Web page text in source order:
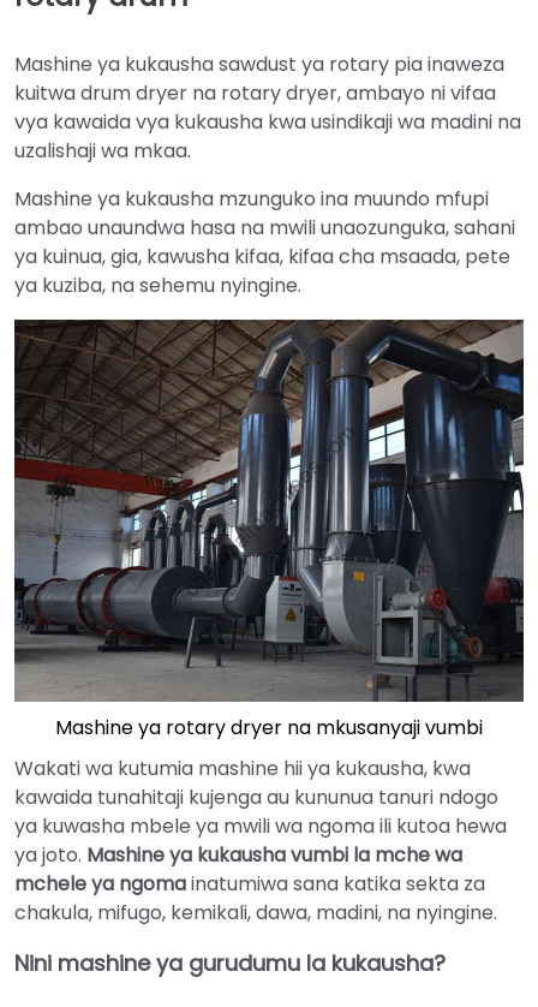
Mashine ya kukausha sawdust ya rotary pia inaweza
kuitwa drum dryer na rotary dryer, ambayo ni vifaa
vya kawaida vya kukausha kwa usindikaji wa madini na
uzalishaji wa mkaa.
Mashine ya kukausha mzunguko ina muundo mfupi
ambao unaundwa hasa na mwili unaozunguka, sahani
ya kuinua, gia, kawusha kifaa, kifaa cha msaada, pete
ya kuziba, na sehemu nyingine.
Mashine ya rotary dryer na mkusanyaji vumbi
Wakati wa kutumia mashine hii ya kukausha, kwa
kawaida tunahitaji kujenga au kununua tanuri ndogo
ya kuwasha mbele ya mwili wa ngoma ili kutoa hewa
ya joto. Mashine ya kukausha vumbi la mche wa
mchele ya ngomainatumiwa sana katika sekta za
chakula, mifugo, kemikali, dawa, madini, na nyingine.
Nini mashine ya gurudumu la kukausha?